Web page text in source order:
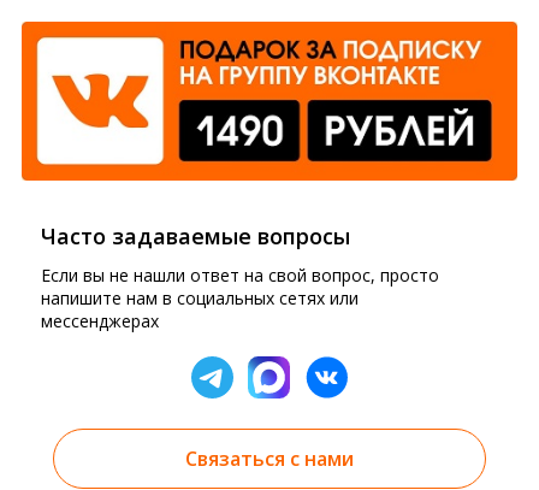
Часто задаваемые вопросы
Если вы не нашли ответ на свой вопрос, просто
напишите нам в социальных сетях или
мессенджерах
Связаться с нами